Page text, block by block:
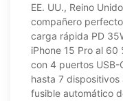
EE. UU., Reino
compañero
carga rápida PD
iPhone 15 Pro al 60
con 4 puertos USB-
hasta 7
fusible automático